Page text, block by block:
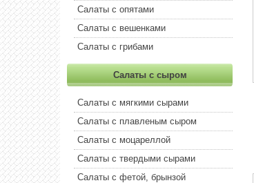
Салаты с опятами
Салаты с вешенками
Салаты с грибами
Салаты с сыром
Салаты с мягкими сырами
Салаты с плавленым сыром
Салаты с моцареллой
Салаты с твердыми сырами
Салаты с фетой, брынзой